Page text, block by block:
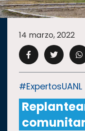
ACADEMIA
CAMPUS UANL
CULTURA
14 marzo, 2022
#ExpertosUANL